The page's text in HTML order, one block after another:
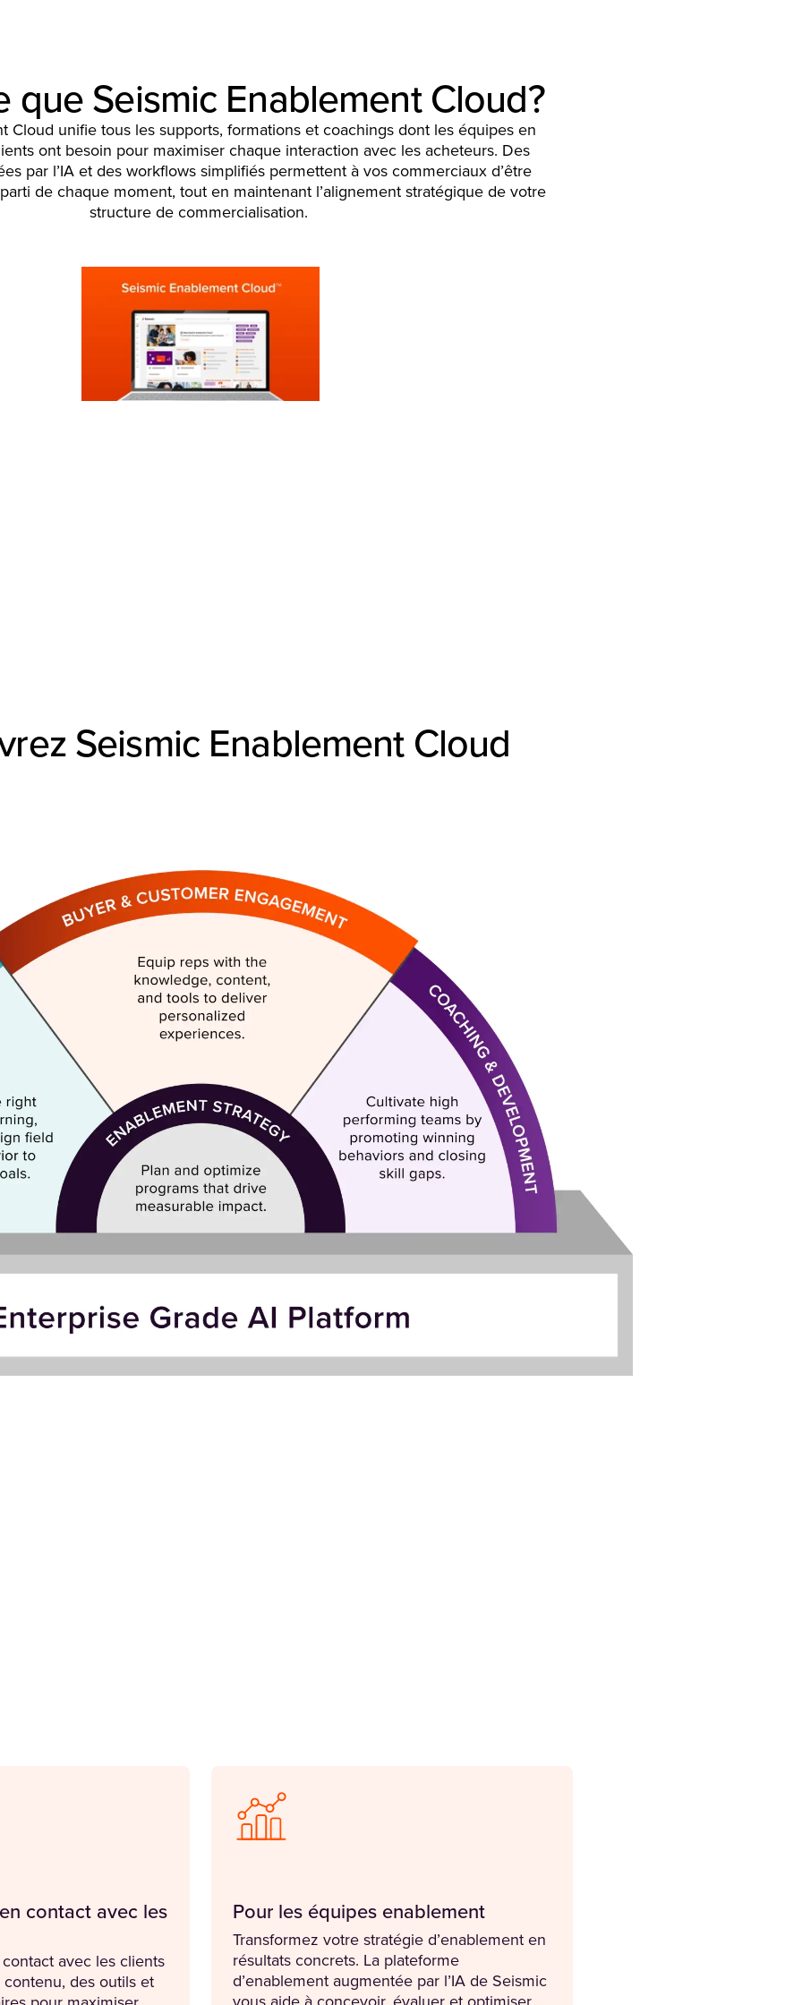
que Seismic Enablement Cloud?
Cloud unifie tous les supports, formations et coachings dont les équipes en
ont besoin pour maximiser chaque interaction avec les acheteurs. Des
par l’IA et des workflows simplifiés permettent à vos commerciaux d’être
de chaque moment, tout en maintenant l’alignement stratégique de votre
structure de commercialisation.
Seismic Enablement Cloud
contact avec les
avec les clients
des outils et
Pour les équipes enablement
Transformez votre stratégie d’enablement en
résultats concrets. La plateforme
d’enablement augmentée par l’IA de Seismic